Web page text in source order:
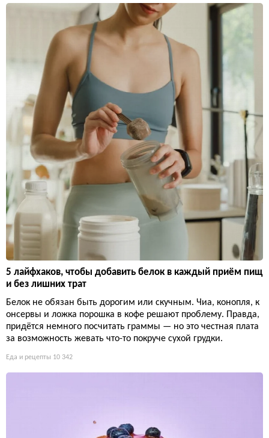
5 лайфхаков, чтобы добавить белок в каждый приём пищ
и без лишних трат
Белок не обязан быть дорогим или скучным. Чиа, конопля, к
онсервы и ложка порошка в кофе решают проблему. Правда,
придётся немного посчитать граммы — но это честная плата
за возможность жевать что-то покруче сухой грудки.
Еда и рецепты 10 342